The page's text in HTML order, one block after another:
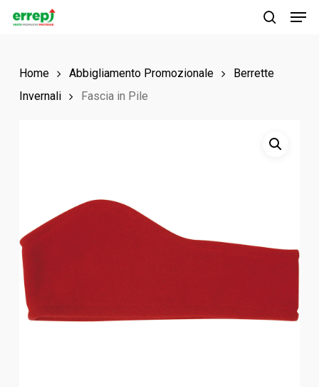
Skip
contentHome Abbigliamento Promozionale
Berrette
Invernali
Fascia in Pile